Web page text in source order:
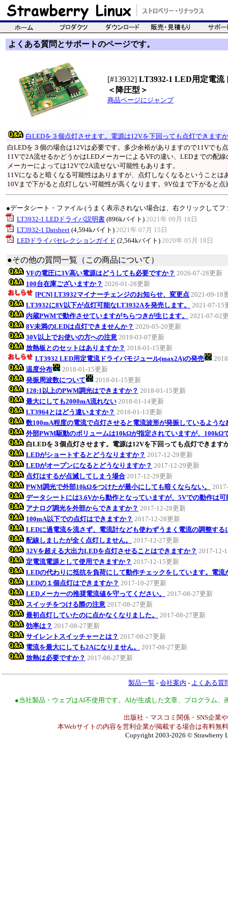
よくある質問とサポートのページです。
[#13932] LT3932-1 LED用定電流
＜降圧型＞
商品ページにジャンプ
白LEDを３個点灯させます。電源は12Vを下回っても点灯できます
白LEDを３個の場合は12Vは必要です。多少余裕がありますので11Vでも
11Vで2A流せるかどうかはLEDメーカーによるVFの違い、LEDまでの配
メーカーによっては12Vで2A流せない可能性もあります。
11Vになると暗くなる可能性はありますが、点灯しなくなるということは
10Vまで下がると点灯しない可能性が高くなります。9V位まで下がると
●データシート・ファイル (うまく表示されない場合は、右クリックして
LT3932-1 LEDドライバ説明書 (896kバイト) 2021年 09月 18日
LT3932-1 Datsheet (4,594kバイト) 2021年 07月 15日
LEDドライバセレクションガイド (2,564kバイト) 2020年 05月 18日
●その他の質問一覧（この商品について）
VFの電圧に3V高い電源はどうしても必要ですか？ 2026-07-28更新
100台在庫ございますか？ 2026-01-28更新
[PCN] LT3932マイナーチェンジのお知らせ、変更点 2021-09-18
LT3932に8V以下が点灯可能なLT3932Aを発売します。
2021-07-15
内蔵PWMで動作させていますがちらつきが生じます。
2021-07-02
8V未満のLEDは点灯できませんか？ 2020-05-20更新
30V以上でお使いの方への注意 2019-03-07更新
放熱板とのセットはありますか？ 2018-01-15更新
LT3932 LED用定電流ドライバモジュール(max2A)の発売
温度分布
2018-01-15更新
発振周波数について
2018-01-15更新
128:1以上のPWM調光はできますか？ 2018-01-15更新
最大にしても2000mA流れない 2018-01-14更新
LT3964とはどう違いますか？ 2018-01-13更新
数100mA程度の電流で点灯させると電流波形が発振しているような
外部PWM駆動のボリュームは10kΩが指定されていますが、100kΩ
白LEDを３個点灯させます。電源は12Vを下回っても点灯できます
LEDがショートするとどうなりますか？ 2017-12-29更新
LEDがオープンになるとどうなりますか？ 2017-12-29更新
点灯はするが点滅してしまう場合 2017-12-29更新
PWM調光で外部10kΩをつけたが最小にしても暗くならない。
データシートには3.6Vから動作となっていますが、5Vでの動作は可
アナログ調光を外部からできますか？ 2017-12-28更新
100mA以下での点灯はできますか？ 2017-12-28更新
LEDに過電流を流さず、電流計なども使わずうまく電流の調整する
配線しましたが全く点灯しません。
2017-12-27更新
32Vを超える大出力LEDを点灯させることはできますか？ 2017-12-
定電流電源として使用できますか？ 2017-12-15更新
LEDの代わりに抵抗を負荷にして動作チェックをしています。電流
LEDの１個点灯はできますか？ 2017-10-27更新
LEDメーカーの推奨電流値を守ってください。
2017-08-27更新
スイッチをつける際の注意 2017-08-27更新
最初点灯していたのに点かなくなりました。
2017-08-27更新
効率は？ 2017-08-27更新
サイレントスイッチャーとは？ 2017-08-27更新
電流を最大にしても2Aになりません。
2017-08-27更新
放熱は必要ですか？ 2017-08-27更新
製品一覧 - 会社案内 - よくある質
●当社製品・ウェブはAI不使用です。AIが生成した文章、プログラム
出版社・マスコミ関係・SNS企業
本Webサイトの内容を営利企業が掲載する場合は有料無
Copyright 2003-2026 © Strawberry